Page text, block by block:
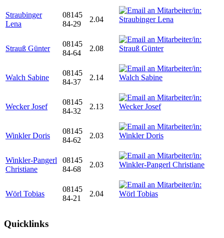
Straubinger
Lena
08145
84-29
2.04
Strauß Günter
08145
84-64
2.08
Walch Sabine
08145
84-37
2.14
Wecker Josef
08145
84-32
2.13
Winkler Doris
08145
84-62
2.03
Winkler-Pangerl
Christiane
08145
84-68
2.03
Wörl Tobias
08145
84-21
2.04
Quicklinks